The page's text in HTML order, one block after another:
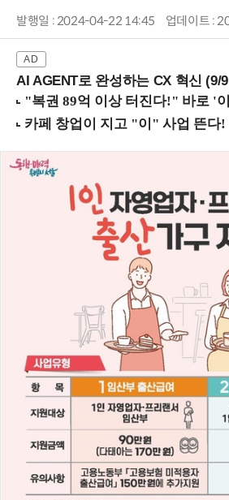
발행일 : 2024-04-22 14:45 업데이트 :
AI AGENT로 완성하는 CX 혁신 (9/